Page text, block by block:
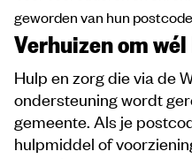
geworden van hun postcode
Verhuizen om
Hulp en zorg die via de
ondersteuning wordt
gemeente. Als je
hulpmiddel of